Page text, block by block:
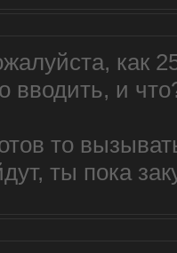
как
вводить, и
то
ты пока